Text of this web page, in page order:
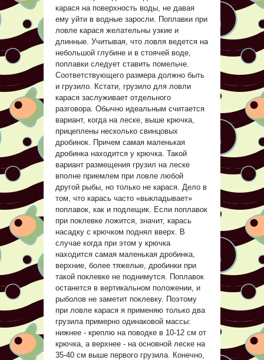
карася на поверхность воды, не давая
ему уйти в водные заросли. Поплавки при
ловле карася желательны узкие и
длинные. Учитывая, что ловля ведется на
небольшой глубине и в стоячей воде,
поплавки следует ставить помельче.
Соответствующего размера должно быть
и грузило. Кстати, грузило для ловли
карася заслуживает отдельного
разговора. Обычно идеальным считается
вариант, когда на леске, выше крючка,
прицеплены несколько свинцовых
дробинок. Причем самая маленькая
дробинка находится у крючка. Такой
вариант размещения грузил на леске
вполне приемлем при ловле любой
другой рыбы, но только не карася. Дело в
том, что карась часто «выкладывает»
поплавок, как и подлещик. Если поплавок
при поклевке ложится, значит, карась
насадку с крючком поднял вверх. В
случае когда при этом у крючка
находится самая маленькая дробинка,
верхние, более тяжелые, дробинки при
такой поклевке не поднимутся. Поплавок
останется в вертикальном положении, и
рыболов не заметит поклевку. Поэтому
при ловле карася я применяю только два
грузила примерно одинаковой массы:
нижнее - креплю на поводке в 10-12 см от
крючка, а верхнее - на основной леске на
35-40 см выше первого грузила. Конечно,